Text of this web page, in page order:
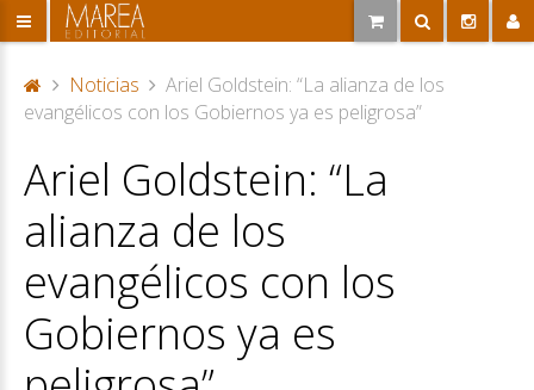
P
ta
d
a
Noticias
Ariel Goldstein: “La alianza de los
evangélicos con los Gobiernos ya es peligrosa”
Ariel Goldstein: “La
alianza de los
evangélicos con los
Gobiernos ya es